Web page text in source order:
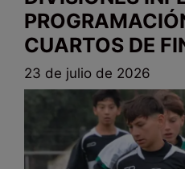
CUARTOS DE
23 de julio de 2026